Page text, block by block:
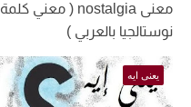
معنى nostalgia ( معني كلمة
نوستالجيا بالعربي )
يعنى ايه